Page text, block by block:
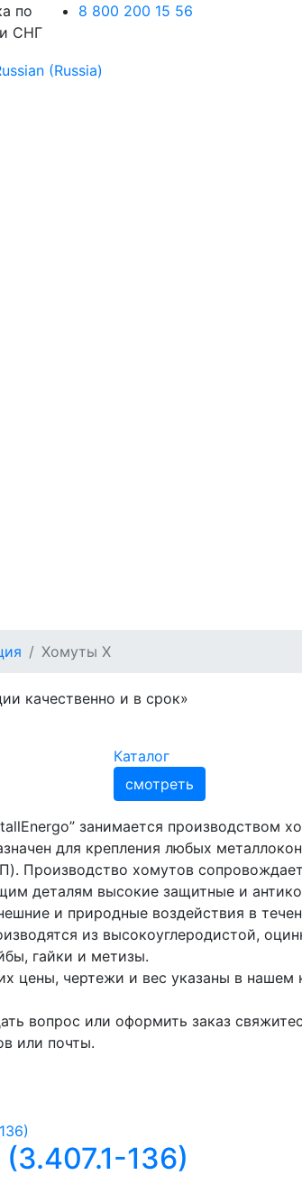
по
СНГ
8 800 200 15 56
Хомуты Х
качественно и в срок»
Каталог
смотреть
занимается производством
для крепления любых
Производство хомутов
деталям высокие защитные и
и природные воздействия в
из высокоуглеродистой,
гайки и метизы.
цены, чертежи и вес указаны в нашем
вопрос или оформить заказ
или почты.
136)